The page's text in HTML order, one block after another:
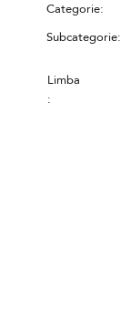
Categorie:
Subcategorie:
Limba
: